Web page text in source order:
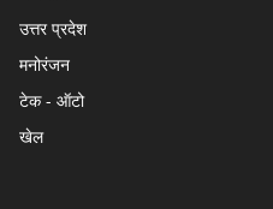
उत्तर प्रदेश
मनोरंजन
टेक - ऑटो
खेल